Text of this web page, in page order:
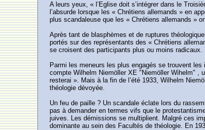
A leurs yeux, « l’Eglise doit s’intégrer dans le
l’absurde lorsque les « Chrétiens allemands » en
plus scandaleuse que les « Chrétiens allemands »
Après tant de blasphèmes et de ruptures
portés sur des représentants des « Chrétiens
se croisent des participants plus ou moins radicaux.
Parmi les meneurs les plus engagés se trouvent
compte Wilhelm Niemöller XE "Niemöller Wihelm" ,
resterai ». Mais à la fin de l’été 1933, Wilhelm
théologie dévoyée.
Un feu de paille ? Un scandale éclate lors du
pas à demander en termes vifs que le
juives. Les démissions se multiplient. Malgré ces
dominante au sein des Facultés de théologie. En